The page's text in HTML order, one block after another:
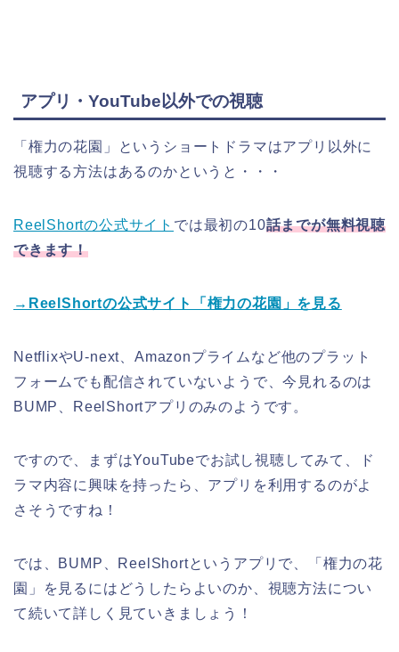
アプリ・YouTube以外での視聴
「権力の花園」というショートドラマはアプリ以外に
視聴する方法はあるのかというと・・・
ReelShortの公式サイト では最初の10話までが無料視聴
できます！
→ReelShortの公式サイト「権力の花園」を見る
NetflixやU-next、Amazonプライムなど他のプラット
フォームでも配信されていないようで、今見れるのは
BUMP、ReelShortアプリのみのようです。
ですので、まずはYouTubeでお試し視聴してみて、ド
ラマ内容に興味を持ったら、アプリを利用するのがよ
さそうですね！
では、BUMP、ReelShortというアプリで、「権力の花
園」を見るにはどうしたらよいのか、視聴方法につい
て続いて詳しく見ていきましょう！